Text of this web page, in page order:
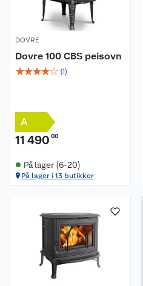
DOVRE
Dovre 100 CBS peisovn
☆☆☆☆☆ (1)
A
11 490 00
På lager (6-20)
På lager i 13 butikker